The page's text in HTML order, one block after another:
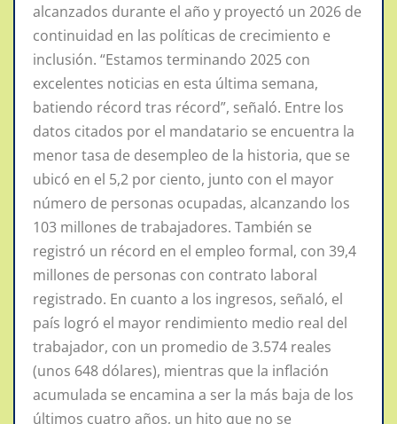
alcanzados durante el año y proyectó un 2026 de
continuidad en las políticas de crecimiento e
inclusión. “Estamos terminando 2025 con
excelentes noticias en esta última semana,
batiendo récord tras récord”, señaló. Entre los
datos citados por el mandatario se encuentra la
menor tasa de desempleo de la historia, que se
ubicó en el 5,2 por ciento, junto con el mayor
número de personas ocupadas, alcanzando los
103 millones de trabajadores. También se
registró un récord en el empleo formal, con 39,4
millones de personas con contrato laboral
registrado. En cuanto a los ingresos, señaló, el
país logró el mayor rendimiento medio real del
trabajador, con un promedio de 3.574 reales
(unos 648 dólares), mientras que la inflación
acumulada se encamina a ser la más baja de los
últimos cuatro años, un hito que no se